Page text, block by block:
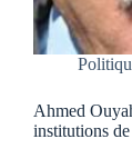
Ahmed
institutions